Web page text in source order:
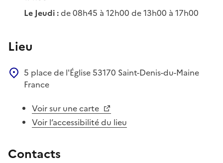
Le Jeudi :de 08h45 à 12h00 de 13h00 à 17h00
Lieu
5 place de l'Église 53170 Saint-Denis-du-Maine
France
Voir sur une carte
Voir l’accessibilité du lieu
Contacts